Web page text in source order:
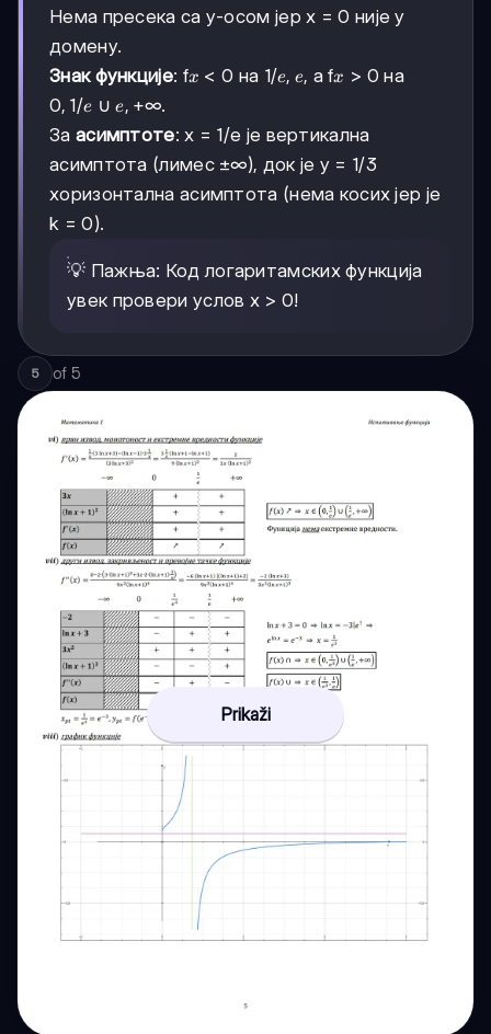
Нема пресека са y-осом јер x = 0 није у
домену.
Знак функције: fx
x < 0 на 1/e,
1/e, e, а fx
x > 0 на
0,
1/e
0, 1/e ∪e,
+∞
e, +∞.
За асимптоте: x = 1/e је вертикална
асимптота (лимес ±∞), док је y = 1/3
хоризонтална асимптота (нема косих јер је
k = 0).
💡 Пажња: Код логаритамских функција
увек провери услов x > 0!
5 of 5
Prikaži